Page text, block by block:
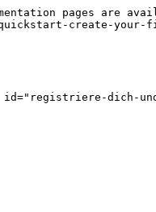
pages are
create-your-
dich-